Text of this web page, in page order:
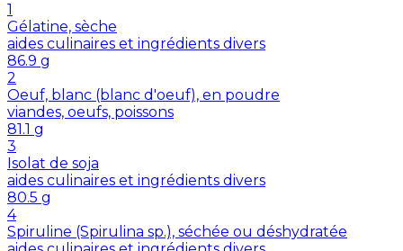
1
Gélatine, sèche
aides culinaires et ingrédients divers
86.9 g
2
Oeuf, blanc (blanc d'oeuf), en poudre
viandes, oeufs, poissons
81.1 g
3
Isolat de soja
aides culinaires et ingrédients divers
80.5 g
4
Spiruline (Spirulina sp.), séchée ou déshydratée